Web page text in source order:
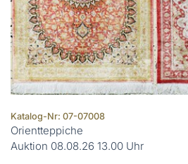
Katalog-Nr: 07-07008
Orientteppiche
Auktion 08.08.26 13.00 Uhr